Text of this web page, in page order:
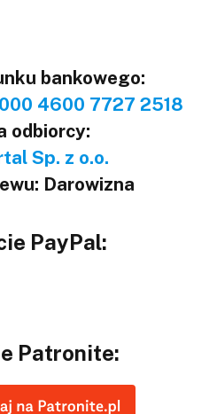
bankowego:
4600 7727 2518
odbiorcy:
Sp. z o.o.
Darowizna
PayPal:
Patronite: